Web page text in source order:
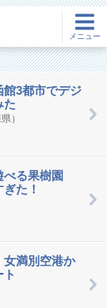
メニュー
館3都市でデジ
た
）
る果樹園
た！
女満別空港か